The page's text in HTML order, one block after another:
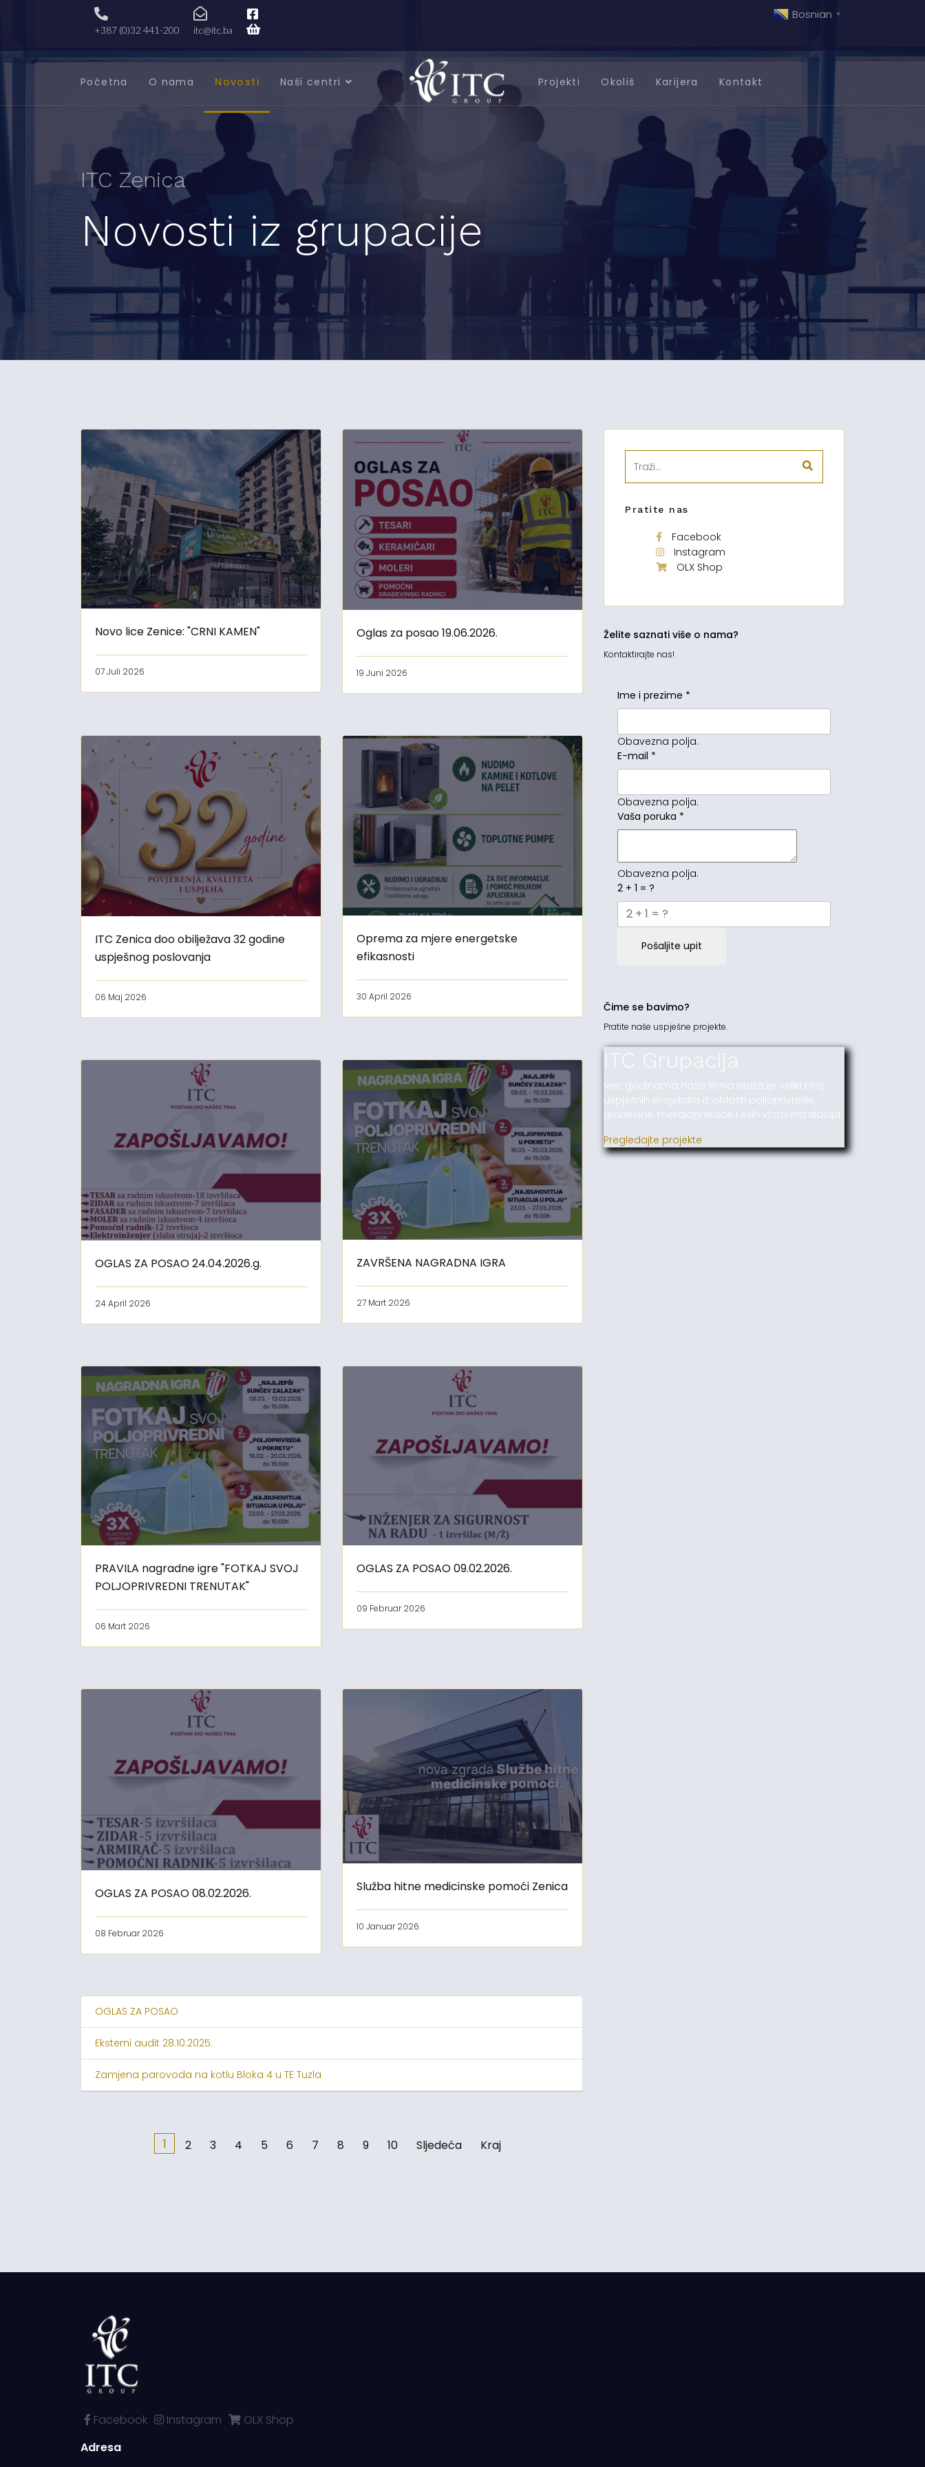
+387 (0)32 441-200 itc@itc.ba
Bosnian ▼
Početna O nama Novosti Naši centri Projekti Okoliš Karijera Kontakt
ITC Zenica
Novosti iz grupacije
Novo lice Zenice: "CRNI KAMEN"
07 Juli 2026
Oglas za posao 19.06.2026.
19 Juni 2026
ITC Zenica doo obilježava 32 godine
uspješnog poslovanja
06 Maj 2026
Oprema za mjere energetske
efikasnosti
30 April 2026
OGLAS ZA POSAO 24.04.2026.g.
24 April 2026
ZAVRŠENA NAGRADNA IGRA
27 Mart 2026
PRAVILA nagradne igre "FOTKAJ SVOJ
POLJOPRIVREDNI TRENUTAK"
06 Mart 2026
OGLAS ZA POSAO 09.02.2026.
09 Februar 2026
OGLAS ZA POSAO 08.02.2026.
08 Februar 2026
Služba hitne medicinske pomoći Zenica
10 Januar 2026
OGLAS ZA POSAO
Eksterni audit 28.10.2025.
Zamjena parovoda na kotlu Bloka 4 u TE Tuzla
1 2 3 4 5 6 7 8 9 10 Sljedeća Kraj
Pratite nas
Facebook
Instagram
OLX Shop
Želite saznati više o nama?
Kontaktirajte nas!
Ime i prezime *
Obavezna polja.
E-mail *
Obavezna polja.
Vaša poruka *
Obavezna polja.
2 + 1 = ?
Pošaljite upit
Čime se bavimo?
Pratite naše uspješne projekte.
ITC Grupacija
Već godinama naša firma realizuje veliki broj
uspješnih projekata iz oblasti poljoprivrede,
građevine, metaloprerade i svih vrsta instalacija.
Pregledajte projekte
Facebook Instagram
OLX Shop
Adresa